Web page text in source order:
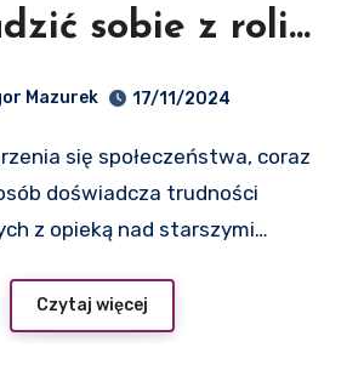
sobie z roli
i wychowywać
Poradnik dla
managerów
Mazurek 17/11/2024
doświadcza trudności
z opieką nad starszymi…
Czytaj więcej